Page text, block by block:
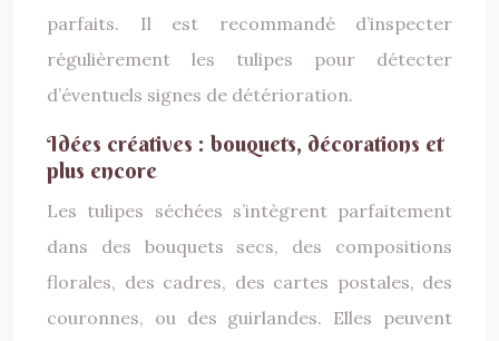
parfaits. Il est recommandé d’inspecter
régulièrement les tulipes pour détecter
d’éventuels signes de détérioration.
Idées créatives : bouquets, décorations et
plus encore
Les tulipes séchées s’intègrent parfaitement
dans des bouquets secs, des compositions
florales, des cadres, des cartes postales, des
couronnes, ou des guirlandes. Elles peuvent